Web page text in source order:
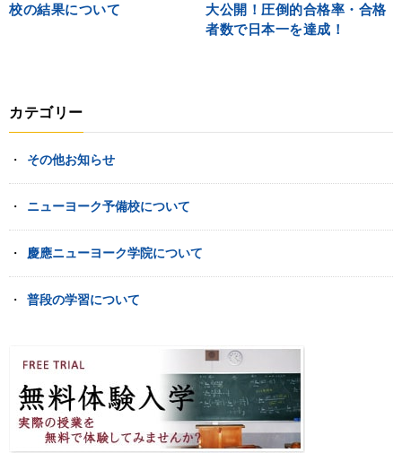
校の結果について
大公開！圧倒的合格率・合格
者数で日本一を達成！
カテゴリー
その他お知らせ
ニューヨーク予備校について
慶應ニューヨーク学院について
普段の学習について